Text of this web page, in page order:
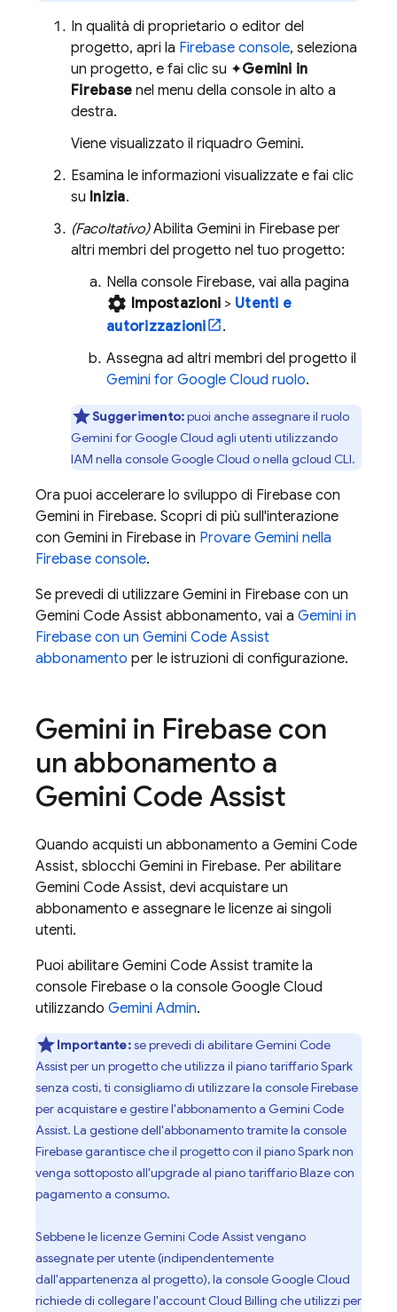
In qualità di proprietario o editor del
progetto, apri la Firebase console, seleziona
un progetto, e fai clic su ✦Gemini in
Firebase nel menu della console in alto a
destra.
Viene visualizzato il riquadro Gemini.
Esamina le informazioni visualizzate e fai clic
su Inizia.
(Facoltativo)Abilita Gemini in Firebase per
altri membri del progetto nel tuo progetto:
Nella console Firebase, vai alla pagina
settings Impostazioni > Utenti e
autorizzazioni
.
Assegna ad altri membri del progetto il
Gemini for Google Cloud ruolo.
Suggerimento:puoi anche assegnare il ruolo
Gemini for Google Cloud agli utenti utilizzando
IAM nella console Google Cloud o nella gcloud CLI.
Ora puoi accelerare lo sviluppo di Firebase con
Gemini in Firebase. Scopri di più sull'interazione
con Gemini in Firebase in Provare Gemini nella
Firebase console.
Se prevedi di utilizzare Gemini in Firebase con un
Gemini Code Assist abbonamento, vai a Gemini in
Firebase con un Gemini Code Assist
abbonamento per le istruzioni di configurazione.
Gemini in Firebase con
un abbonamento a
Gemini Code Assist
Quando acquisti un abbonamento a Gemini Code
Assist, sblocchi Gemini in Firebase. Per abilitare
Gemini Code Assist, devi acquistare un
abbonamento e assegnare le licenze ai singoli
utenti.
Puoi abilitare Gemini Code Assist tramite la
console Firebase o la console Google Cloud
utilizzando Gemini Admin.
Importante:se prevedi di abilitare Gemini Code
Assistper un progetto che utilizza il piano tariffario Spark
senza costi, ti consigliamo di utilizzare la consoleFirebase
per acquistare e gestire l'abbonamento a Gemini Code
Assist. La gestione dell'abbonamento tramite la console
Firebasegarantisce che il progetto con il piano Spark non
venga sottoposto all'upgrade al piano tariffario Blaze con
pagamento a consumo.
Sebbene le licenze Gemini Code Assistvengano
assegnate per utente (indipendentemente
dall'appartenenza al progetto), la console Google Cloud
richiede di collegare l'account Cloud Billing che utilizzi per